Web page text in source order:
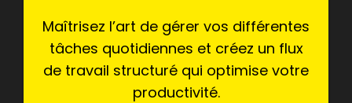
Maîtrisez l’art de gérer vos différentes
tâches quotidiennes et créez un flux
de travail structuré qui optimise votre
productivité.